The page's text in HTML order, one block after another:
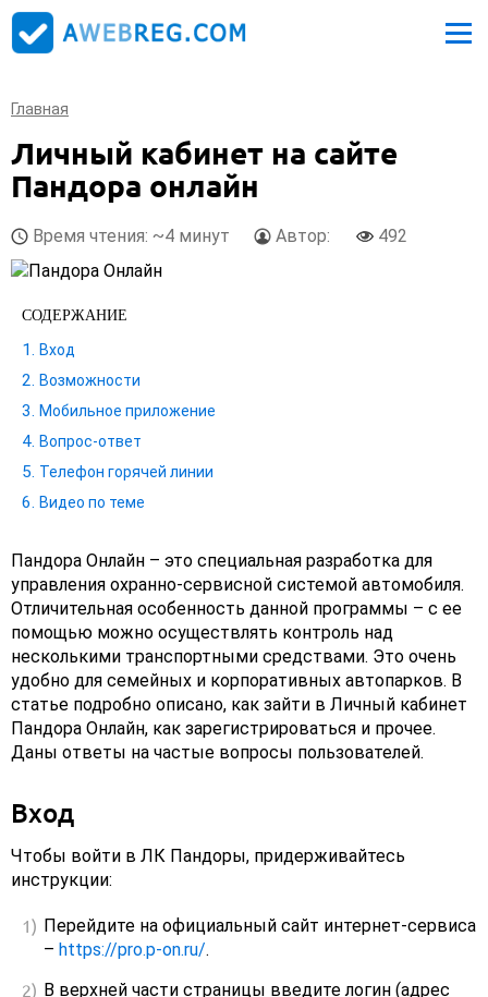
Главная
Личный кабинет на сайте
Пандора онлайн
Время чтения: ~4 минут Автор: 492
СОДЕРЖАНИЕ
Вход
Возможности
Мобильное приложение
Вопрос-ответ
Телефон горячей линии
Видео по теме
Пандора Онлайн – это специальная разработка для
управления охранно-сервисной системой автомобиля.
Отличительная особенность данной программы – с ее
помощью можно осуществлять контроль над
несколькими транспортными средствами. Это очень
удобно для семейных и корпоративных автопарков. В
статье подробно описано, как зайти в Личный кабинет
Пандора Онлайн, как зарегистрироваться и прочее.
Даны ответы на частые вопросы пользователей.
Вход
Чтобы войти в ЛК Пандоры, придерживайтесь
инструкции:
Перейдите на официальный сайт интернет-сервиса
– https://pro.p-on.ru/.
В верхней части страницы введите логин (адрес